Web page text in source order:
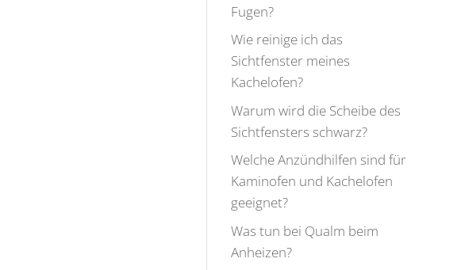
Fugen?
Wie reinige ich das
Sichtfenster meines
Kachelofen?
Warum wird die Scheibe des
Sichtfensters schwarz?
Welche Anzündhilfen sind für
Kaminofen und Kachelofen
geeignet?
Was tun bei Qualm beim
Anheizen?